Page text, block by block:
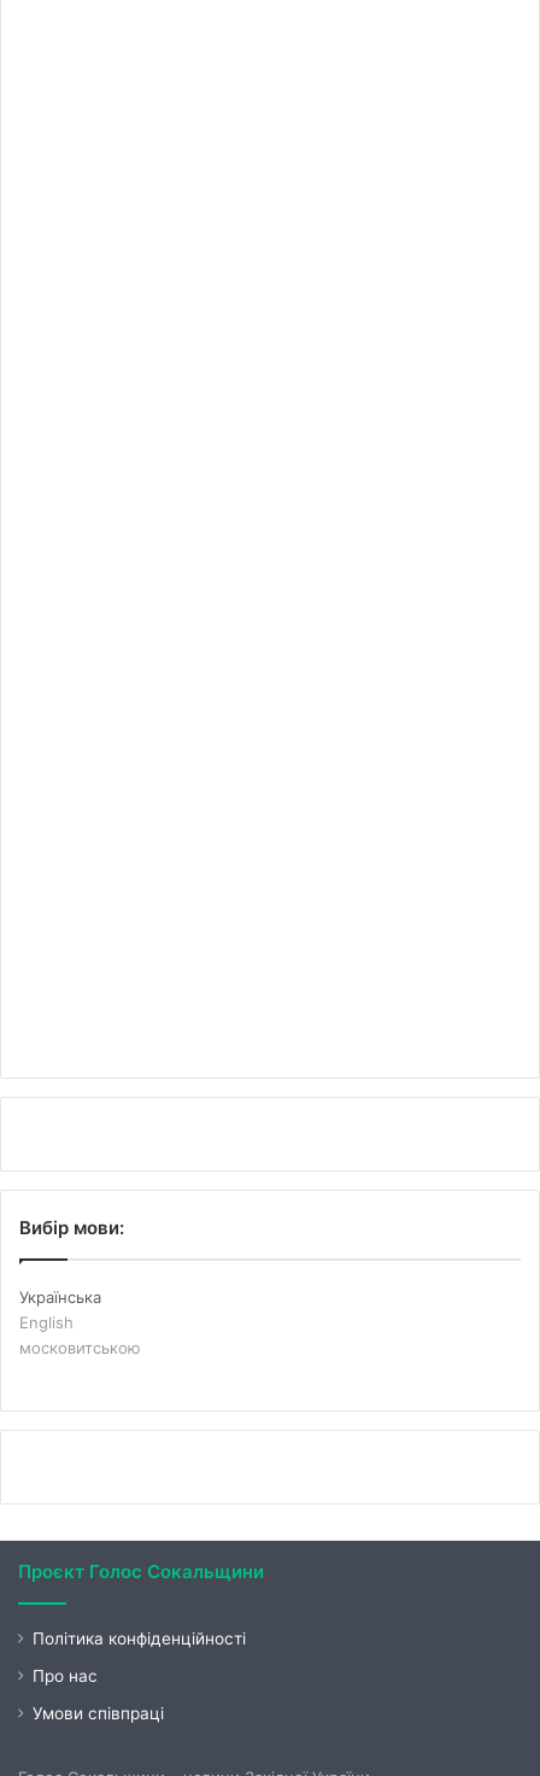
Вибір мови:
Українська
English
московитською
Проєкт Голос Сокальщини
Політика конфіденційності
Про нас
Умови співпраці